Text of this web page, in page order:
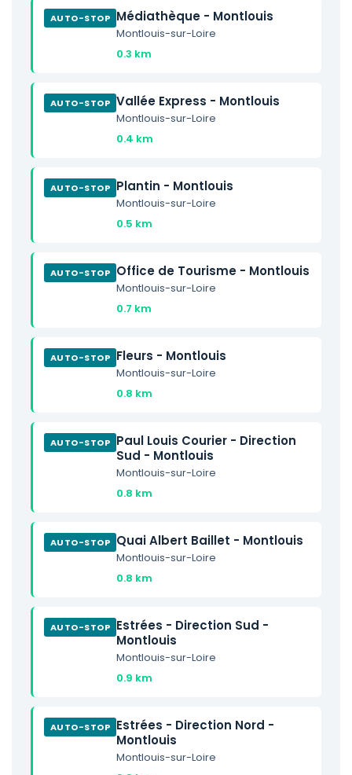
AUTO-STOP Médiathèque - Montlouis
Montlouis-sur-Loire
0.3 km
AUTO-STOP Vallée Express - Montlouis
Montlouis-sur-Loire
0.4 km
AUTO-STOP Plantin - Montlouis
Montlouis-sur-Loire
0.5 km
AUTO-STOP Office de Tourisme - Montlouis
Montlouis-sur-Loire
0.7 km
AUTO-STOP Fleurs - Montlouis
Montlouis-sur-Loire
0.8 km
AUTO-STOP Paul Louis Courier - Direction
Sud - Montlouis
Montlouis-sur-Loire
0.8 km
AUTO-STOP Quai Albert Baillet - Montlouis
Montlouis-sur-Loire
0.8 km
AUTO-STOP Estrées - Direction Sud -
Montlouis
Montlouis-sur-Loire
0.9 km
AUTO-STOP Estrées - Direction Nord -
Montlouis
Montlouis-sur-Loire